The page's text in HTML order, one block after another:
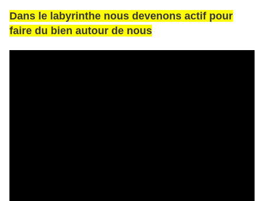
Dans le labyrinthe nous devenons actif pour
faire du bien autour de nous